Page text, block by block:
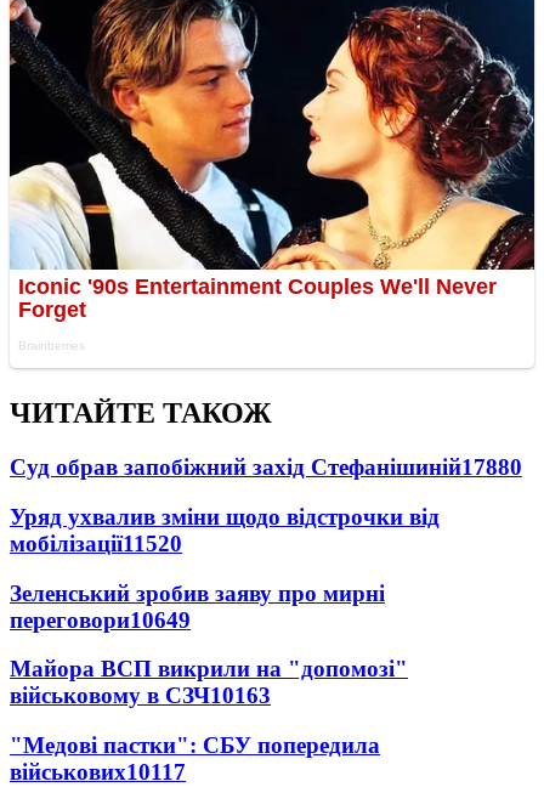
ЧИТАЙТЕ ТАКОЖ
Суд обрав запобіжний захід Стефанішиній17880
Уряд ухвалив зміни щодо відстрочки від
мобілізації11520
Зеленський зробив заяву про мирні
переговори10649
Майора ВСП викрили на "допомозі"
військовому в СЗЧ10163
"Медові пастки": СБУ попередила
військових10117